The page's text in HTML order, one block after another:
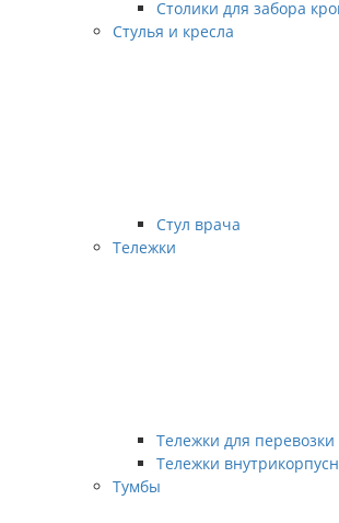
Столики для забора
Стулья и кресла
Стул врача
Тележки
Тележки для
Тележки
Тумбы